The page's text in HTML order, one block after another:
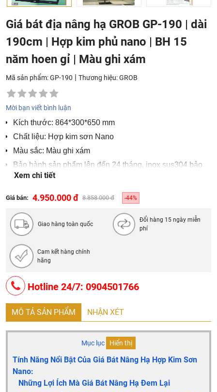
Giá bát địa nâng hạ GROB GP-190 | dài
190cm | Hợp kim phủ nano | BH 15
năm hoen gỉ | Màu ghi xám
Mã sản phẩm: GP-190 | Thương hiệu:GROB
Mời bạn viết bình luận
Kích thước: 864*300*650 mm
Chất liệu: Hợp kim sơn Nano
Màu sắc: Màu ghi xám
Bảo hành sản phẩm lên đến 24 tháng, inox sus304 bảo
hành hoen gỉ 15 năm
Xem chi tiết
Giá bán: 4.950.000 đ 8.858.000 đ -44%
Giao hàng toàn quốc
Đổi hàng 15 ngày miễn
phí
Cam kết hàng chính
hãng
Hotline 24/7: 0904501766
MÔ TẢ SẢN PHẨM NHẬN XÉT
Mục lục Hiển thị
Tính Năng Nổi Bật Của Giá Bát Nâng Hạ Hợp Kim Sơn
Nano:
Những Lợi Ích Mà Giá Bát Nâng Hạ Đem Lại